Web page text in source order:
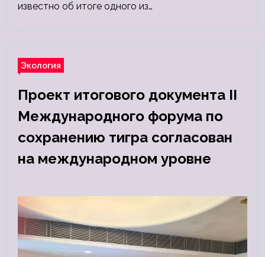
известно об итоге одного из…
Экология
Проект итогового документа II
Международного форума по
сохранению тигра согласован
на международном уровне